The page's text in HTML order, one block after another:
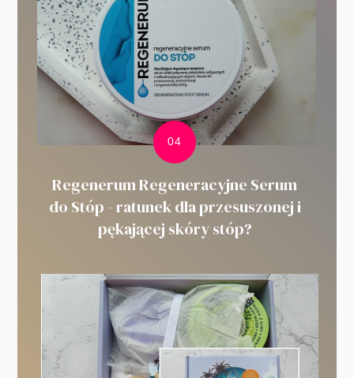
Regenerum Regeneracyjne Serum
do Stóp - ratunek dla przesuszonej i
pękającej skóry stóp?